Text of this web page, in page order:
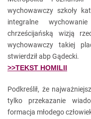
wychowawczy szkoły
integralne
chrześcijańską wizją
wychowawczy takiej
stwierdził abp Gądecki.
>>TEKST HOMILII
Podkreślił, że
tylko przekazanie
formacja młodego